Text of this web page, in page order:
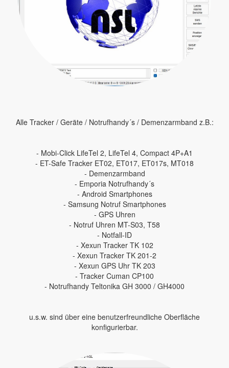
Alle Tracker / Geräte / Notrufhandy´s / Demenzarmband z.B.:
- Mobi-Click LifeTel 2, LifeTel 4, Compact 4P+A1
- ET-Safe Tracker ET02, ET017, ET017s, MT018
- Demenzarmband
- Emporia Notrufhandy´s
- Android Smartphones
- Samsung Notruf Smartphones
- GPS Uhren
- Notruf Uhren MT-S03, T58
- Notfall-ID
- Xexun Tracker TK 102
- Xexun Tracker TK 201-2
- Xexun GPS Uhr TK 203
- Tracker Cuman CP100
- Notrufhandy Teltonika GH 3000 / GH4000
u.s.w. sind über eine benutzerfreundliche Oberfläche
konfigurierbar.